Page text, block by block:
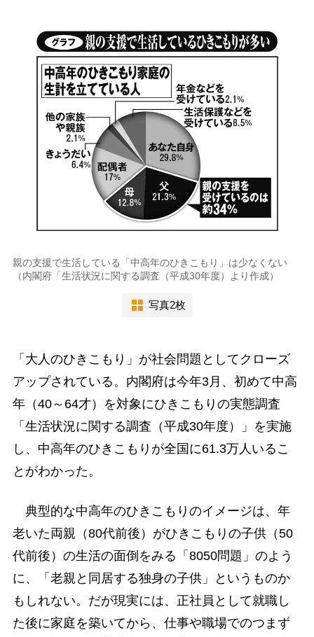
親の支援で生活している「中高年のひきこもり」は少なくない
（内閣府「生活状況に関する調査（平成30年度）より作成）
写真2枚
「大人のひきこもり」が社会問題としてクローズ
アップされている。内閣府は今年3月、初めて中高
年（40～64才）を対象にひきこもりの実態調査
「生活状況に関する調査（平成30年度）」を実施
し、中高年のひきこもりが全国に61.3万人いるこ
とがわかった。
典型的な中高年のひきこもりのイメージは、年
老いた両親（80代前後）がひきこもりの子供（50
代前後）の生活の面倒をみる「8050問題」のよう
に、「老親と同居する独身の子供」というものか
もしれない。だが現実には、正社員として就職し
た後に家庭を築いてから、仕事や職場でのつまず